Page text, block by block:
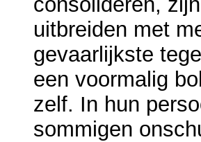
uitbreiden met
gevaarlijkste
een voormalig
zelf. In hun
sommigen